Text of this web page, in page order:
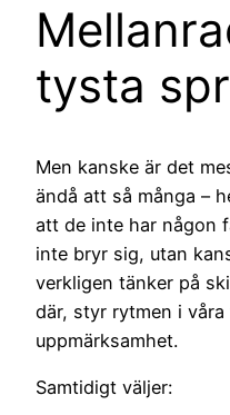
tysta
Men kanske är det
ändå att så många –
att de inte har någon
inte bryr sig, utan
verkligen tänker på
där, styr rytmen i
uppmärksamhet.
Samtidigt väljer: